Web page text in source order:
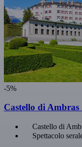
-5%
Castello di Ambras
Castello di
Spettacolo